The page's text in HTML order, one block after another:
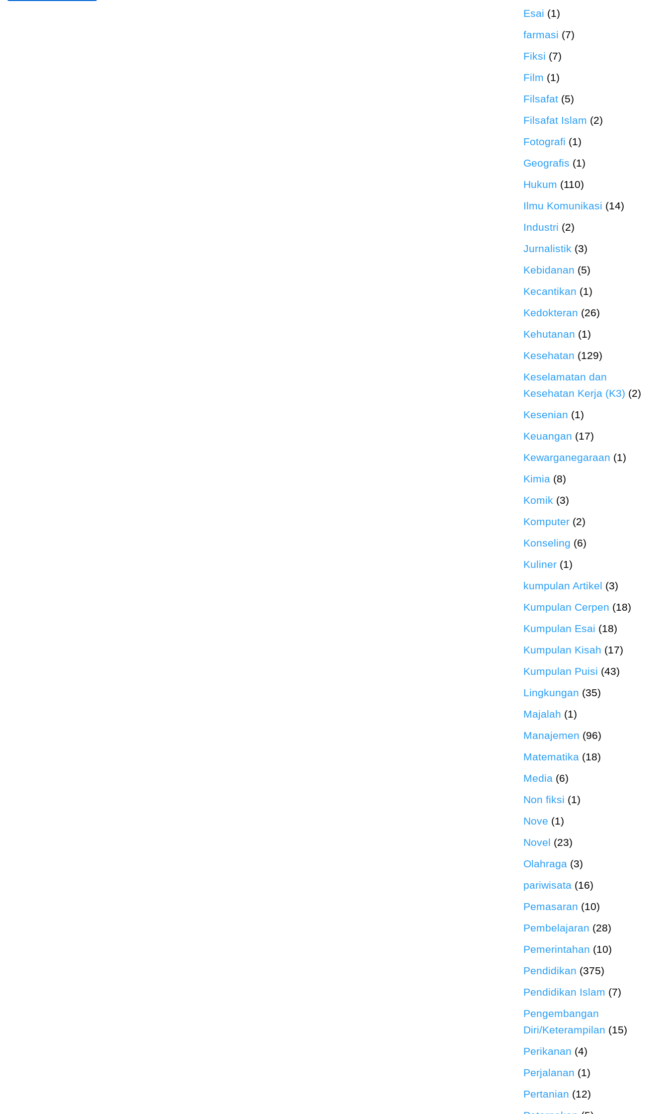
Esai (1)
farmasi (7)
Fiksi (7)
Film (1)
Filsafat (5)
Filsafat Islam (2)
Fotografi (1)
Geografis (1)
Hukum (110)
Ilmu Komunikasi (14)
Industri (2)
Jurnalistik (3)
Kebidanan (5)
Kecantikan (1)
Kedokteran (26)
Kehutanan (1)
Kesehatan (129)
Keselamatan dan
Kesehatan Kerja (K3) (2)
Kesenian (1)
Keuangan (17)
Kewarganegaraan (1)
Kimia (8)
Komik (3)
Komputer (2)
Konseling (6)
Kuliner (1)
kumpulan Artikel (3)
Kumpulan Cerpen (18)
Kumpulan Esai (18)
Kumpulan Kisah (17)
Kumpulan Puisi (43)
Lingkungan (35)
Majalah (1)
Manajemen (96)
Matematika (18)
Media (6)
Non fiksi (1)
Nove (1)
Novel (23)
Olahraga (3)
pariwisata (16)
Pemasaran (10)
Pembelajaran (28)
Pemerintahan (10)
Pendidikan (375)
Pendidikan Islam (7)
Pengembangan
Diri/Keterampilan (15)
Perikanan (4)
Perjalanan (1)
Pertanian (12)